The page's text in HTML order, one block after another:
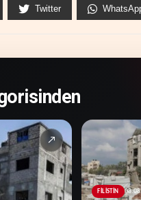
Twitter
↗
FİLİSTİN